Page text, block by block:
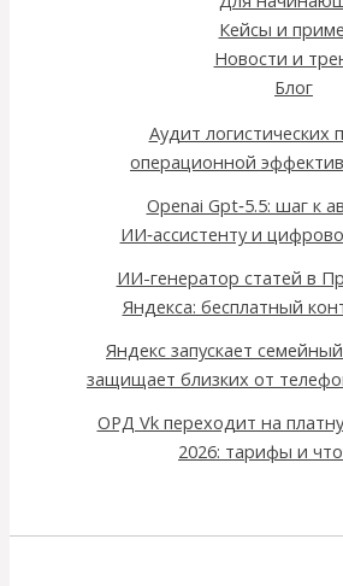
Кейсы и
Новости и
Блог
Аудит логистических
операционной
Openai Gpt‑5.5: шаг к
ИИ‑ассистенту и
ИИ-генератор статей в
Яндекса: бесплатный
Яндекс запускает
защищает близких от
ОРД Vk переходит на
2026: тарифы и